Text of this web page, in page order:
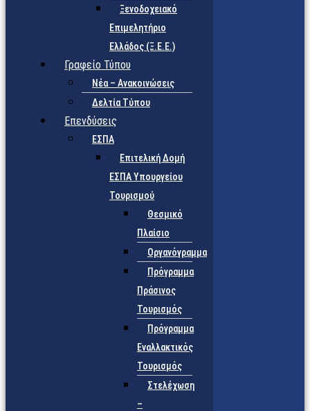
Ξενοδοχειακό
Επιμελητήριο
Ελλάδος (Ξ.Ε.Ε.)
Γραφείο Τύπου
Νέα – Ανακοινώσεις
Δελτία Τύπου
Επενδύσεις
ΕΣΠΑ
Επιτελική Δομή
ΕΣΠΑ Υπουργείου
Τουρισμού
Θεσμικό
Πλαίσιο
Οργανόγραμμα
Πρόγραμμα
Πράσινος
Τουρισμός
Πρόγραμμα
Εναλλακτικός
Τουρισμός
Στελέχωση
–